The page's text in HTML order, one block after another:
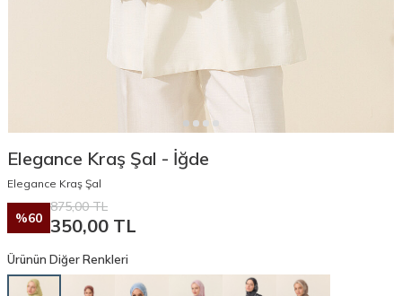
Elegance Kraş Şal - İğde
Elegance Kraş Şal
%60
875,00TL
350,00 TL
Ürünün Diğer Renkleri